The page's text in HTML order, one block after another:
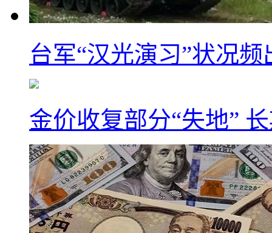
台军“汉光演习”状况
金价收复部分“失地”